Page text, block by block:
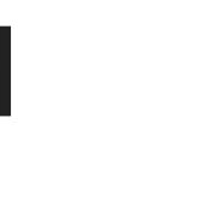
연간학사일정
맛있는급식